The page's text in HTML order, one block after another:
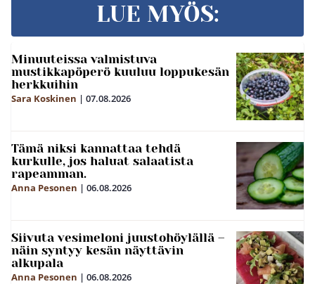
LUE MYÖS:
Minuuteissa valmistuva
mustikkapöperö kuuluu loppukesän
herkkuihin
Sara Koskinen | 07.08.2026
Tämä niksi kannattaa tehdä
kurkulle, jos haluat salaatista
rapeamman.
Anna Pesonen | 06.08.2026
Siivuta vesimeloni juustohöylällä –
näin syntyy kesän näyttävin
alkupala
Anna Pesonen | 06.08.2026